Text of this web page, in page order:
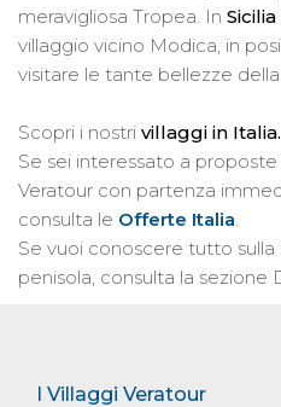
meravigliosa Tropea. In Sicilia
villaggio vicino Modica, in
visitare le tante bellezze
Scopri i nostri villaggi in Italia.
Se sei interessato a
Veratour con partenza
consulta le Offerte Italia.
Se vuoi conoscere tutto sulla
penisola, consulta la sezione
I Villaggi Veratour